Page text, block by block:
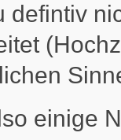
defintiv
einige